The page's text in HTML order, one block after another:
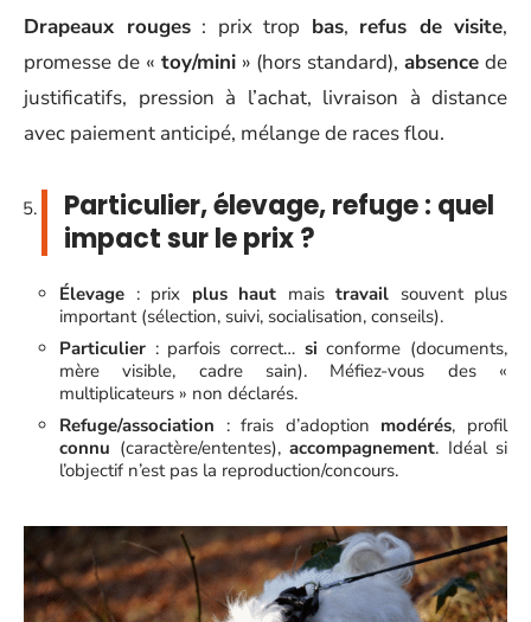
Drapeaux rouges: prix trop bas, refus de visite,
promesse de « toy/mini» (hors standard),absence de
justificatifs, pression à l’achat, livraison à distance
avec paiement anticipé, mélange de races flou.
Particulier, élevage, refuge : quel
impact sur le prix ?
Élevage : prix plus haut mais travail souvent plus
important (sélection, suivi, socialisation, conseils).
Particulier : parfois correct… si conforme (documents,
mère visible, cadre sain). Méfiez-vous des «
multiplicateurs » non déclarés.
Refuge/association : frais d’adoption modérés, profil
connu (caractère/ententes), accompagnement. Idéal si
l’objectif n’est pas la reproduction/concours.